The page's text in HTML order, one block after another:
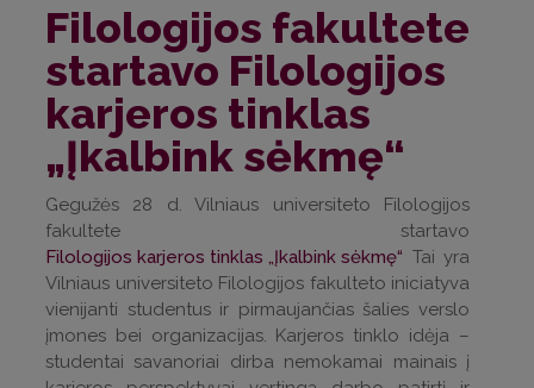
Filologijos fakultete
startavo Filologijos
karjeros tinklas
„Įkalbink sėkmę“
Gegužės 28 d. Vilniaus universiteto Filologijos
fakultete startavo
Filologijos karjeros tinklas „Įkalbink sėkmę“ Tai yra
Vilniaus universiteto Filologijos fakulteto iniciatyva
vienijanti studentus ir pirmaujančias šalies verslo
įmones bei organizacijas. Karjeros tinklo idėja –
studentai savanoriai dirba nemokamai mainais į